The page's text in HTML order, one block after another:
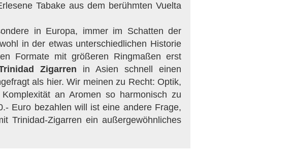
Tabake aus dem berühmten Vuelta
in Europa, immer im Schatten der
in der etwas unterschiedlichen Historie
Formate mit größeren Ringmaßen erst
Zigarren in Asien schnell einen
als hier. Wir meinen zu Recht: Optik,
an Aromen so harmonisch zu
Euro bezahlen will ist eine andere Frage,
Trinidad-Zigarren ein außergewöhnliches